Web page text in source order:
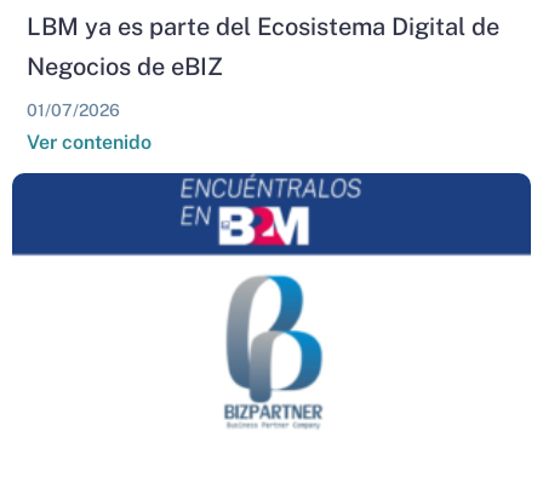
LBM ya es parte del Ecosistema Digital de
Negocios de eBIZ
01/07/2026
Ver contenido